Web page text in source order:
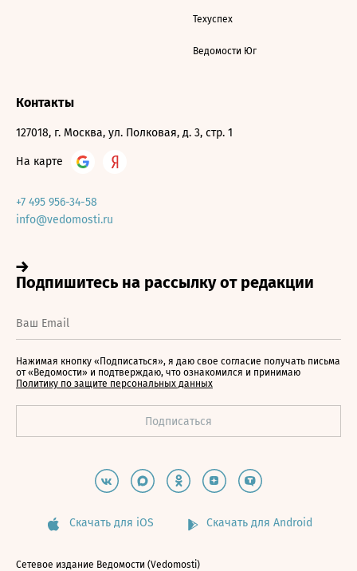
Техуспех
Ведомости Юг
Контакты
127018, г. Москва, ул. Полковая, д. 3, стр. 1
На карте
+7 495 956-34-58
info@vedomosti.ru
Нажимая кнопку «Подписаться», я даю свое согласие получать письма
от «Ведомости» и подтверждаю, что ознакомился и принимаю
Политику по защите персональных данных
Скачать для iOS Скачать для Android
Сетевое издание Ведомости (Vedomosti)